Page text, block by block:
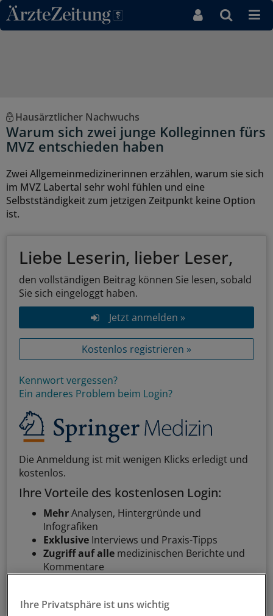
Direkt zum Inhaltsbereich
Hausärztlicher Nachwuchs
Warum sich zwei junge Kolleginnen fürs
MVZ entschieden haben
Zwei Allgemeinmedizinerinnen erzählen, warum sie sich
im MVZ Labertal sehr wohl fühlen und eine
Selbstständigkeit zum jetzigen Zeitpunkt keine Option
ist.
Liebe Leserin, lieber Leser,
den vollständigen Beitrag können Sie lesen, sobald
Sie sich eingeloggt haben.
Jetzt anmelden »
Kostenlos registrieren »
Kennwort vergessen?
Ein anderes Problem beim Login?
Die Anmeldung ist mit wenigen Klicks erledigt und
kostenlos.
Ihre Vorteile des kostenlosen Login:
MehrAnalysen, Hintergründe und
Infografiken
Exklusive Interviews und Praxis-Tipps
Zugriff auf alle medizinischen Berichte und
Kommentare
Ihre Privatsphäre ist uns wichtig